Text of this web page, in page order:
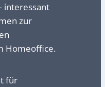
interessant
zur
Homeoffice.
für